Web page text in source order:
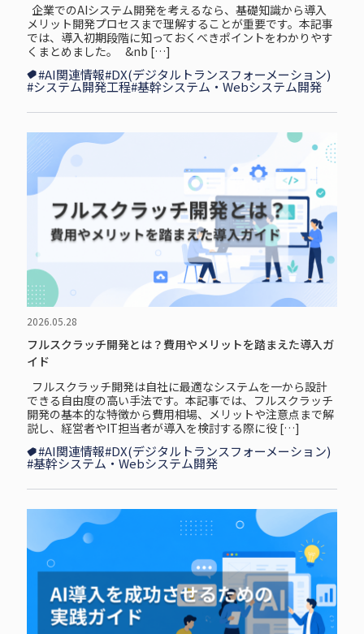
企⁠業⁠で⁠のAIシステム開発を考えるなら、基礎知識から導入
メリット開発プロセスまで理解することが重要です。本記事
では、導入初期段階に知っておくべきポイントをわかりやす
くまとめました。 &nb […]
#AI関連情報#DX(デジタルトランスフォーメーション)
#システム開発工程#基幹システム・Webシステム開発
2026.05.28
フルスクラッチ開発とは？費用やメリットを踏まえた導入ガ
イド
フルスクラッチ開発は自社に最適なシステムを一から設計
できる自由度の高い手法です。本記事では、フルスクラッチ
開発の基本的な特徴から費用相場、メリットや注意点まで解
説し、経営者やIT担当者が導入を検討する際に役 […]
#AI関連情報#DX(デジタルトランスフォーメーション)
#基幹システム・Webシステム開発